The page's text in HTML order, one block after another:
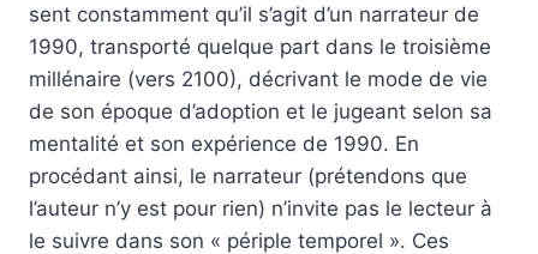
sent constamment qu’il s’agit d’un narrateur de
1990, transporté quelque part dans le troisième
millénaire (vers 2100), décrivant le mode de vie
de son époque d’adoption et le jugeant selon sa
mentalité et son expérience de 1990. En
procédant ainsi, le narrateur (prétendons que
l’auteur n’y est pour rien) n’invite pas le lecteur à
le suivre dans son « périple temporel ». Ces